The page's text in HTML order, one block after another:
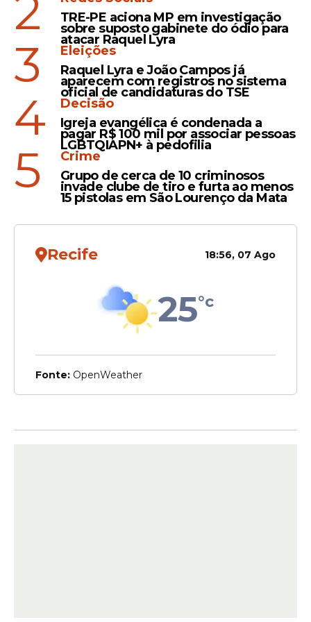
Leia Também
Reconhecimento
Lula da Fonte é
homenageado com Título
sessão solene
Deputado Joel da Harpa
apoio ao nome de Eduardo
da Fonte para o Senado
Veja Também
TRE-PE aciona MP em investigação
sobre suposto gabinete do ódio para
atacar Raquel Lyra
3
Eleições
Raquel Lyra e João Campos já
aparecem com registros no sistema
oficial de candidaturas do TSE
4
Decisão
Igreja evangélica é condenada a
pagar R$ 100 mil por associar pessoas
LGBTQIAPN+ à pedofilia
5
Crime
Grupo de cerca de 10 criminosos
invade clube de tiro e furta ao menos
15 pistolas em São Lourenço da Mata
Recife 18:56, 07 Ago
25°c
Fonte: OpenWeather